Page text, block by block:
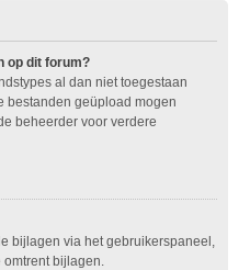
op dit forum?
al dan niet toegestaan
bestanden geüpload mogen
beheerder voor verdere
bijlagen via het gebruikerspaneel,
omtrent bijlagen.